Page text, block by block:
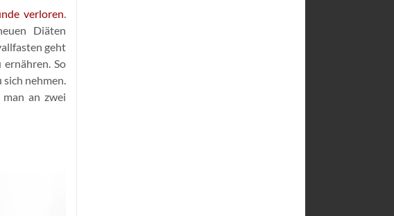
verloren.
Diäten
geht
So
nehmen.
an zwei